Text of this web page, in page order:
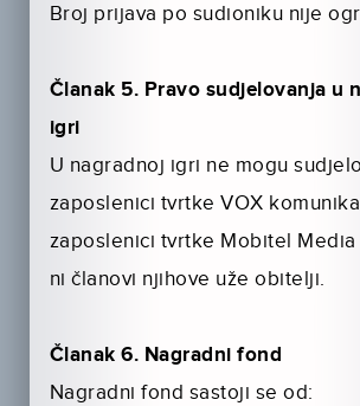
Broj prijava po sudioniku nije
Članak 5. Pravo sudjelovanja u
igri
U nagradnoj igri ne mogu
zaposlenici tvrtke VOX
zaposlenici tvrtke Mobitel Media
ni članovi njihove uže obitelji.
Članak 6. Nagradni fond
Nagradni fond sastoji se od: